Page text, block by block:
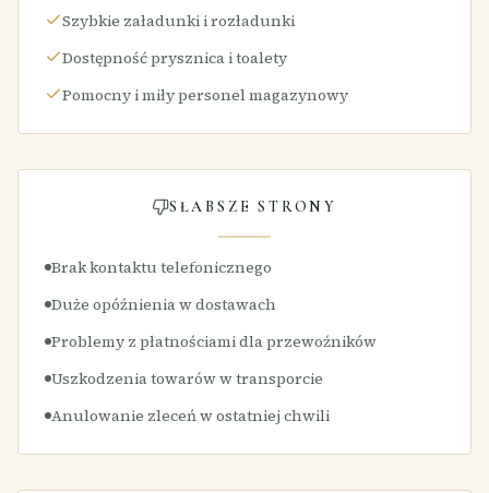
Szybkie załadunki i rozładunki
Dostępność prysznica i toalety
Pomocny i miły personel magazynowy
SŁABSZE STRONY
Brak kontaktu telefonicznego
Duże opóźnienia w dostawach
Problemy z płatnościami dla przewoźników
Uszkodzenia towarów w transporcie
Anulowanie zleceń w ostatniej chwili